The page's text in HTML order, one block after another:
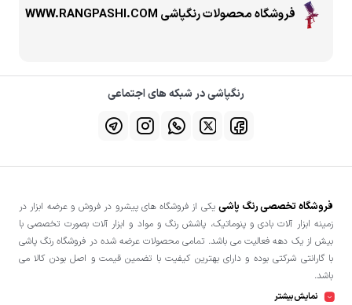
فروشگاه محصولات رنگپاشی WWW.RANGPASHI.COM
رنگپاشی در شبکه های اجتماعی
فروشگاه تخصصی رنگ پاشییکی از فروشگاه های پیشرو در فروش و عرضه ابزار در
زمینه ابزار آلات بادی و پنوماتیک، پاشش رنگ و مواد و ابزار آلات بصورت تخصصی با
بیش از یک دهه فعالیت می باشد. تمامی محصولات عرضه شده در فروشگاه رنگ پاشی
با گارانتی شرکتی بوده و دارای بهترین کیفیت با تضمین قیمت و اصل بودن کالا می
باشد.
نمایش بیشتر